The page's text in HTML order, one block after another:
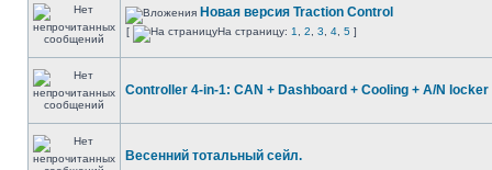
Новая версия Traction Control
[ На страницу: 1 2 3 4 5 ]
Controller 4-in-1: CAN + Dashboard + Cooling + A/N locker
Весенний тотальный сейл.